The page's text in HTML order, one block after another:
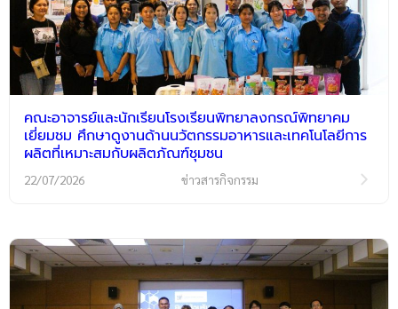
คณะอาจารย์และนักเรียนโรงเรียนพิทยาลงกรณ์พิทยาคม
เยี่ยมชม ศึกษาดูงานด้านนวัตกรรมอาหารและเทคโนโลยีการ
ผลิตที่เหมาะสมกับผลิตภัณฑ์ชุมชน
22/07/2026 ข่าวสารกิจกรรม